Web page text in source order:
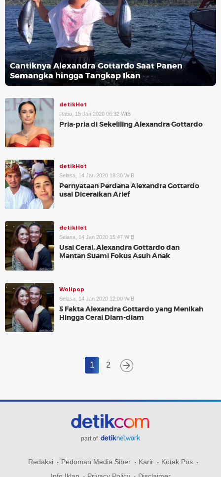
Cantiknya Alexandra Gottardo Saat Panen
Semangka hingga Tangkap Ikan
detikHot
Rabu, 15 Jan 2020 06:32 WIB
Pria-pria di Sekeliling Alexandra Gottardo
detikHot
Selasa, 14 Jan 2020 18:30 WIB
Pernyataan Perdana Alexandra Gottardo
usai Diceraikan Arief
detikHot
Selasa, 14 Jan 2020 15:47 WIB
Usai Cerai, Alexandra Gottardo dan
Mantan Suami Fokus Asuh Anak
Wolipop
Selasa, 14 Jan 2020 12:00 WIB
5 Fakta Alexandra Gottardo yang Menikah
Hingga Cerai Diam-diam
1 2
part of
Redaksi Pedoman Media Siber Karir
Kotak Pos